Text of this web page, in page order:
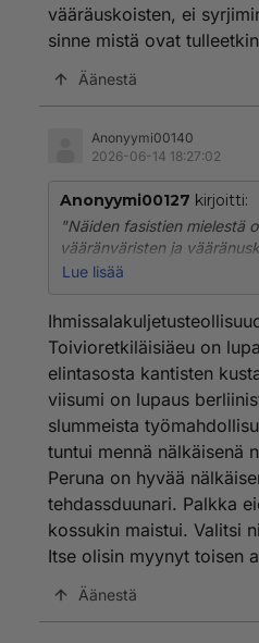
Näiden fasistien mielestä
vääränväristen ja
vääräuskoisten, ei
sinne mistä ovat
Äänestä
Anonyymi00140
2026-06-14 18:27:02
Anonyymi00127 kirjoitti:
"Näiden fasistien mielestä
vääränväristen ja
Kun ei ole edes olemassa
vääräuskoisten, ei
mistä ovat tulleetkin.
Lue lisää
Toivioretkiläisiäeu on
elintasosta kantisten
viisumi on lupaus
slummeista
tuntui mennä nälkäisenä
Peruna on hyvää
tehdassduunari. Palkka
kossukin maistui. Valitsi
Itse olisin myynyt toisen
Äänestä